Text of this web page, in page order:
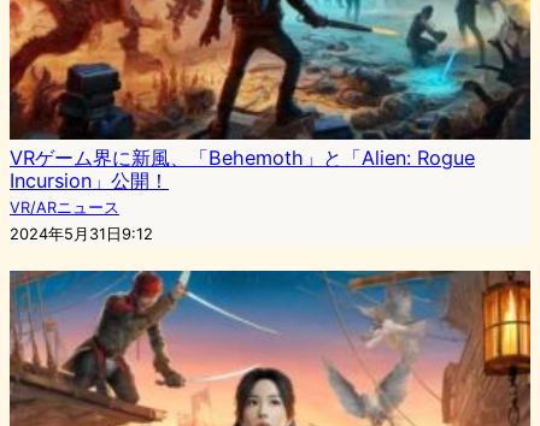
VRゲーム界に新風、「Behemoth」と「Alien: Rogue
Incursion」公開！
VR/ARニュース
2024年5月31日9:12